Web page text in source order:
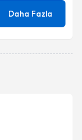
Daha Fazla